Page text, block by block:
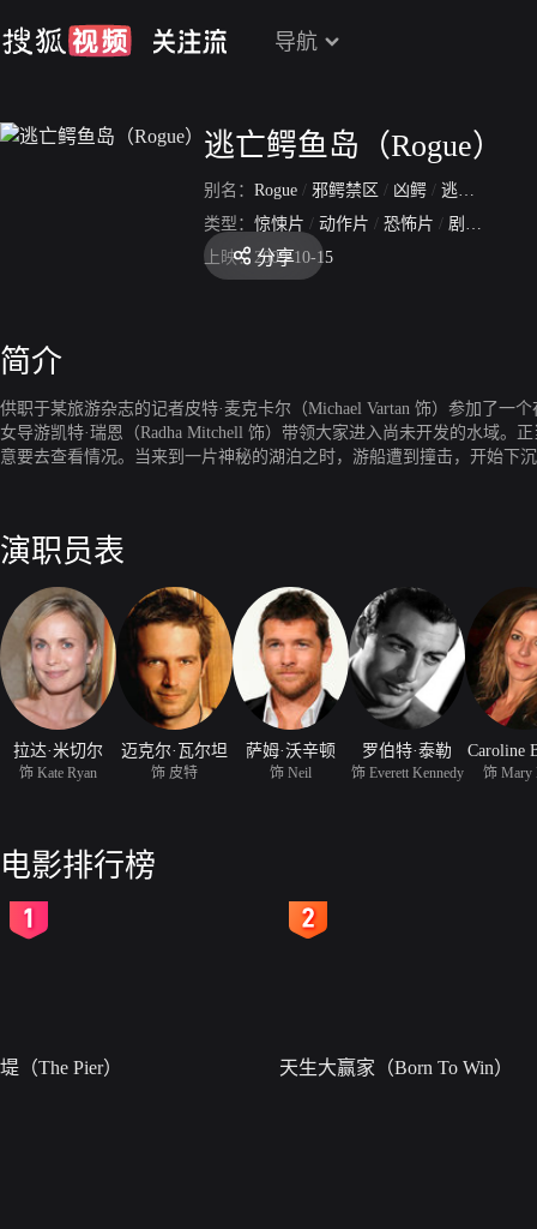
导航
逃亡鳄鱼岛（Rogue）
别名： Rogue / 邪鳄禁区 / 凶鳄 / 逃离鳄鱼岛
类型： 惊悚片 / 动作片 / 恐怖片 / 剧情片
上映： 2009-10-15
分享
简介
供职于某旅游杂志的记者皮特·麦克卡尔（Michael Vartan 饰）参加了
女导游凯特·瑞恩（Radha Mitchell 饰）带领大家进入尚未开发的水域
意要去查看情况。当来到一片神秘的湖泊之时，游船遭到撞击，开始
演职员表
拉达·米切尔
饰 Kate Ryan
迈克尔·瓦尔坦
饰 皮特
萨姆·沃辛顿
饰 Neil
罗伯特·泰勒
饰 Everett Kennedy
Caroline
饰 Mary
电影排行榜
堤（The Pier） 天生大赢家（Born To Win）